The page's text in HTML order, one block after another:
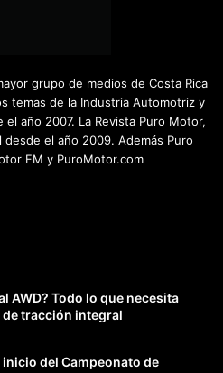
grupo de medios de Costa Rica
temas de la Industria Automotriz y
año 2007. La Revista Puro Motor,
el año 2009. Además Puro
FM y PuroMotor.com
AWD? Todo lo que necesita
tracción integral
del Campeonato de